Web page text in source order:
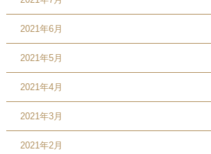
2021年6月
2021年5月
2021年4月
2021年3月
2021年2月